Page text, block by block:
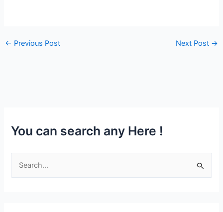
← Previous Post Next Post →
You can search any Here !